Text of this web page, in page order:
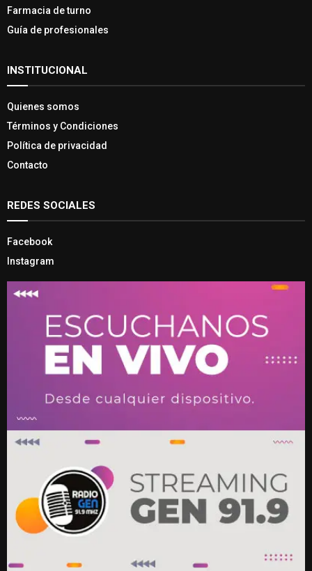
Farmacia de turno
Guía de profesionales
INSTITUCIONAL
Quienes somos
Términos y Condiciones
Política de privacidad
Contacto
REDES SOCIALES
Facebook
Instagram